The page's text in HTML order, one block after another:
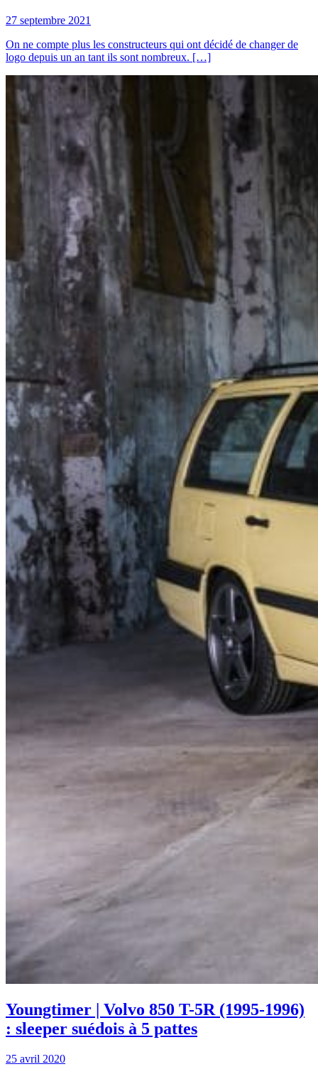
27 septembre 2021
On ne compte plus les constructeurs qui ont décidé de changer de
logo depuis un an tant ils sont nombreux. […]
Youngtimer | Volvo 850 T-5R (1995-1996)
: sleeper suédois à 5 pattes
25 avril 2020